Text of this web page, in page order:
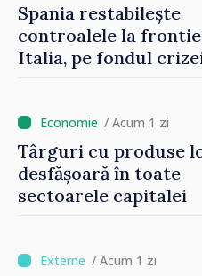
Spania restabilește
controalele la
Italia, pe fondul
/ Acum 1 zi
Târguri cu produse
desfășoară în toate
sectoarele capitalei
/ Acum 1 zi